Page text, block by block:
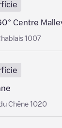
Centre
1007
Chêne 1020